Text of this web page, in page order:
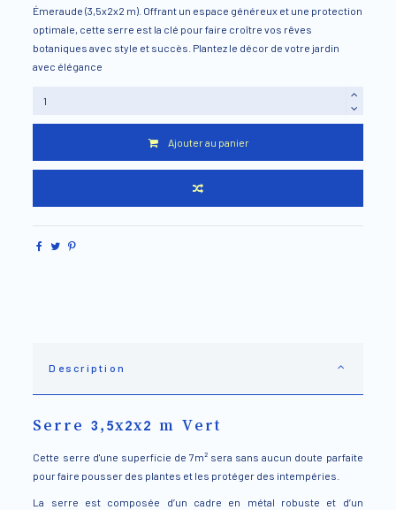
Émeraude (3,5x2x2 m). Offrant un espace généreux et une protection
optimale, cette serre est la clé pour faire croître vos rêves
botaniques avec style et succès. Plantez le décor de votre jardin
avec élégance
Ajouter au panier
Description
Serre 3,5x2x2 m Vert
Cette serre d'une superficie de 7m² sera sans aucun doute parfaite
pour faire pousser des plantes et les protéger des intempéries.
La serre est composée d’un cadre en métal robuste et d’un